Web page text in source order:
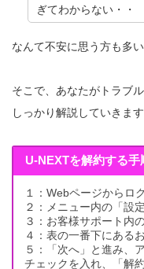
ぎてわからない・・
なんて不安に思う方も多い
そこで、あなたがトラブ
しっかり解説していきます
U-NEXTを解約する手
１：Webページからロ
２：メニュー内の「設
３：お客様サポート内
４：表の一番下にある
５：「次へ」と進み、
チェックを入れ、「解